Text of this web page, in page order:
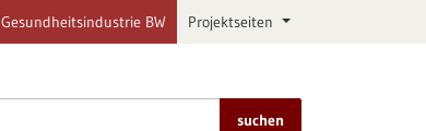
Gesundheitsindustrie BW Projektseiten
suchen